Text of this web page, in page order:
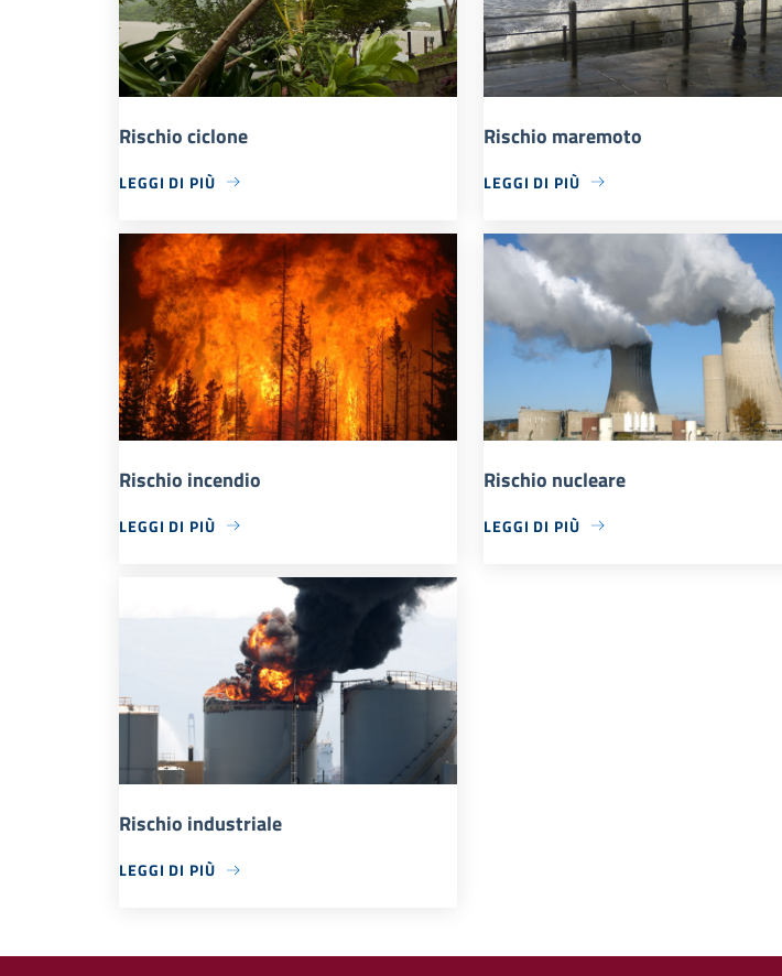
Rischio ciclone
LEGGI DI PIÙ
Rischio maremoto
LEGGI DI PIÙ
Rischio incendio
LEGGI DI PIÙ
Rischio nucleare
LEGGI DI PIÙ
Rischio industriale
LEGGI DI PIÙ